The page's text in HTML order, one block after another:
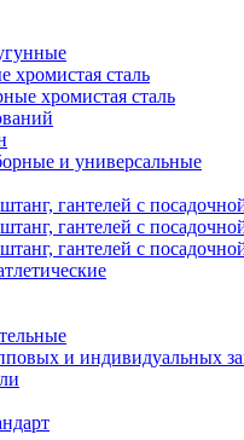
хромистая сталь
хромистая сталь
и универсальные
гантелей с
гантелей с
гантелей с
и индивидуальных